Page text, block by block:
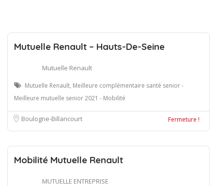
Mutuelle Renault – Hauts-De-Seine
Mutuelle Renault
Mutuelle Renault, Meilleure complémentaire santé senior -
Meilleure mutuelle senior 2021 - Mobilité
Boulogne-Billancourt Fermeture !
Mobilité Mutuelle Renault
MUTUELLE ENTREPRISE